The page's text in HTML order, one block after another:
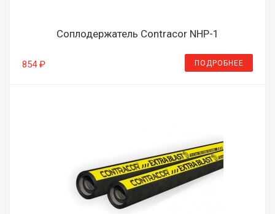
Соплодержатель Contracor NHP-1
854 ₽ ПОДРОБНЕЕ